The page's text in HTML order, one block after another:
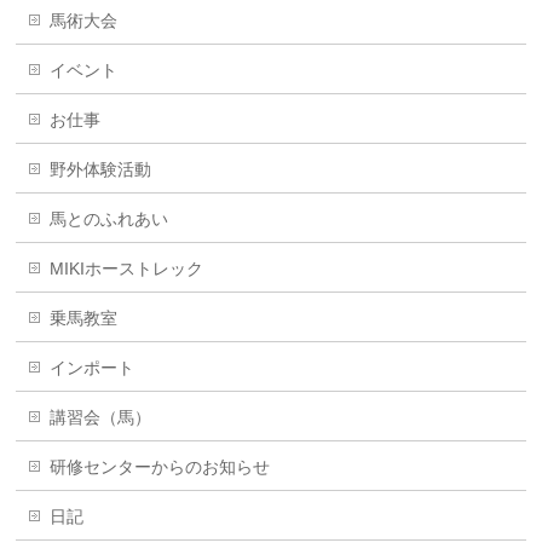
馬術大会
イベント
お仕事
野外体験活動
馬とのふれあい
MIKIホーストレック
乗馬教室
インポート
講習会（馬）
研修センターからのお知らせ
日記